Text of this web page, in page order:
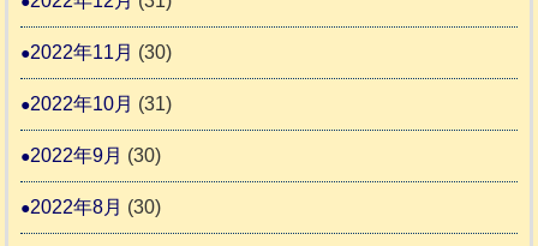
2022年11月 (30)
2022年10月 (31)
2022年9月 (30)
2022年8月 (30)